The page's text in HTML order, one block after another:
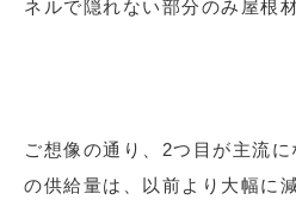
ネルで隠れない部分のみ屋根
ご想像の通り、2つ目が主流
の供給量は、以前より大幅に